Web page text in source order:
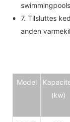
7. Tilsluttes
anden
Model
(kw)